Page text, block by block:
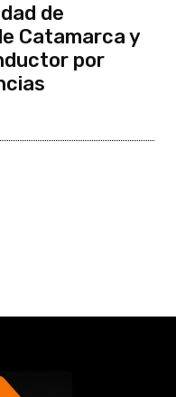
de
Catamarca y
por